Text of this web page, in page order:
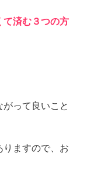
て済む３つの方
って良いこと
りますので、お